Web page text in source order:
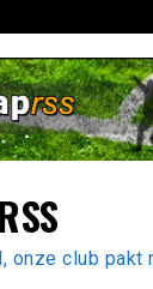
onze club pakt